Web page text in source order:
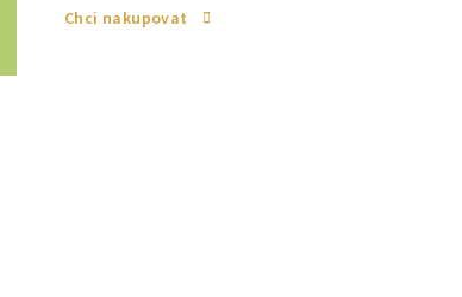
Chci nakupovat